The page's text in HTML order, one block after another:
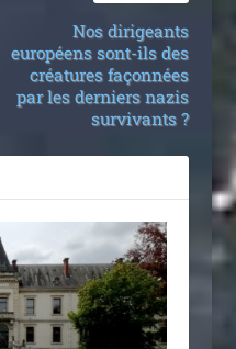
Nos dirigeants
européens sont-ils des
créatures façonnées
par les derniers nazis
survivants ?